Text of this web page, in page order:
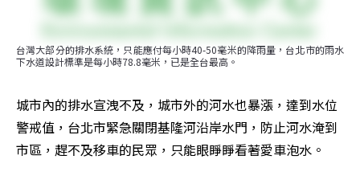
台灣大部分的排水系統，只能應付每小時40-50毫米的降雨量，台北市的雨水
下水道設計標準是每小時78.8毫米，已是全台最高。
城市內的排水宣洩不及，城市外的河水也暴漲，達到水位
警戒值，台北市緊急關閉基隆河沿岸水門，防止河水淹到
市區，趕不及移車的民眾，只能眼睜睜看著愛車泡水。